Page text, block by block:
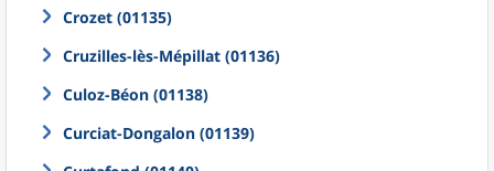
Crozet (01135)
Cruzilles-lès-Mépillat (01136)
Culoz-Béon (01138)
Curciat-Dongalon (01139)